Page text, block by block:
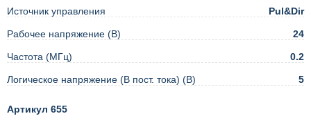
Источник управления Pul&Dir
Рабочее напряжение (В) 24
Частота (МГц) 0.2
Логическое напряжение (В пост. тока) (В) 5
Артикул 655